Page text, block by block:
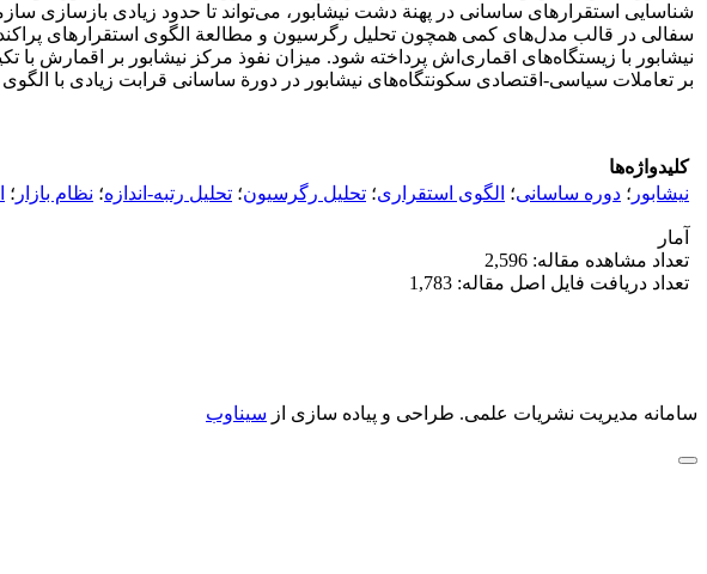
شناسایی استقرارهای ساسانی در پهنة دشت نیشابور، می‌تواند تا حدود زیادی بازسازی
سفالی در قالب مدل‌های کمی همچون تحلیل رگرسیون و مطالعة الگوی استقرارهای
نیشابور با زیستگاه‌های اقماری‌اش پرداخته شود. میزان نفوذ مرکز نیشابور بر اقمارش با
بر تعاملات سیاسی-اقتصادی سکونتگاه‌های نیشابور در دورة ساسانی قرابت زیادی با
کلیدواژه‌ها
نیشابور ؛ دوره ساسانی؛ الگوی استقراری؛ تحلیل رگرسیون؛ تحلیل رتبه-اندازه؛ نظام بازار ؛
آمار
تعداد مشاهده مقاله: 2,596
تعداد دریافت فایل اصل مقاله: 1,783
سامانه مدیریت نشریات علمی. طراحی و پیاده سازی از سیناوب